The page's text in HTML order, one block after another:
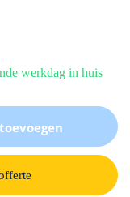
werkdag in huis